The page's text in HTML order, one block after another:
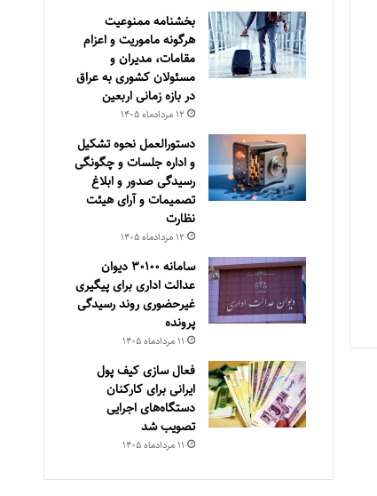
بخشنامه ممنوعیت
هرگونه ماموریت و اعزام
مقامات، مدیران و
مسئولان کشوری به عراق
در بازه زمانی اربعین
۱۲ مرداد‌ماه ۱۴۰۵
دستورالعمل نحوه تشکیل
و اداره جلسات و چگونگی
رسیدگی صدور و ‏ابلاغ
تصمیمات و‎ ‎آرای هیئت
نظارت
۱۲ مرداد‌ماه ۱۴۰۵
سامانه ۳۰۱۰۰ دیوان
عدالت اداری برای پیگیری
غیرحضوری روند رسیدگی
پرونده
۱۱ مرداد‌ماه ۱۴۰۵
فعال سازی کیف پول
ایرانی برای کارکنان
دستگاه‌های اجرایی
تصویب شد
۱۱ مرداد‌ماه ۱۴۰۵